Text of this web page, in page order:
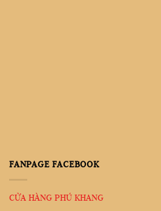
FANPAGE FACEBOOK
CỬA HÀNG PHÚ KHANG